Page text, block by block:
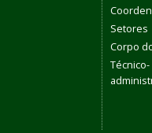
Setores
Corpo
Técnico-